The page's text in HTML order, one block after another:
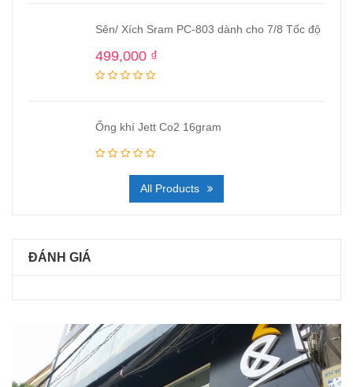
Sên/ Xích Sram PC-803 dành cho 7/8 Tốc độ
499,000 ₫
Ống khí Jett Co2 16gram
All Products
ĐÁNH GIÁ